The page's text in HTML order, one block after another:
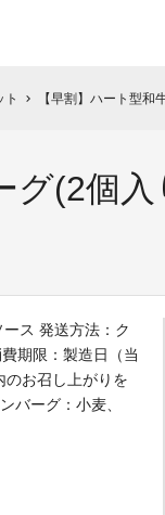
ト chevron_right 【早割】ハート型和
グ(2個
ス 発送方法：ク
期限：製造日（当
お召し上がりを
ーグ：小麦、